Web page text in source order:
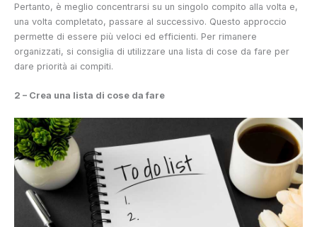
Pertanto, è meglio concentrarsi su un singolo compito alla volta e,
una volta completato, passare al successivo. Questo approccio
permette di essere più veloci ed efficienti. Per rimanere
organizzati, si consiglia di utilizzare una lista di cose da fare per
dare priorità ai compiti.
2 – Crea una lista di cose da fare